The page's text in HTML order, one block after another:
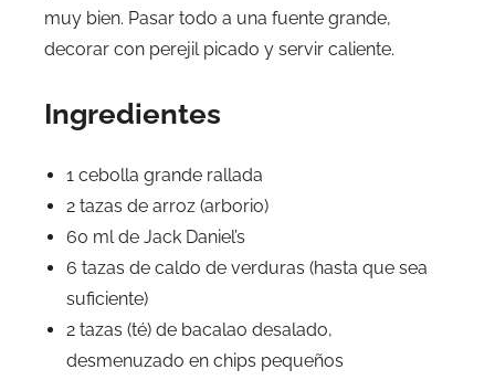
muy bien. Pasar todo a una fuente grande,
decorar con perejil picado y servir caliente.
Ingredientes
1 cebolla grande rallada
2 tazas de arroz (arborio)
60 ml de Jack Daniel’s
6 tazas de caldo de verduras (hasta que sea
suficiente)
2 tazas (té) de bacalao desalado,
desmenuzado en chips pequeños